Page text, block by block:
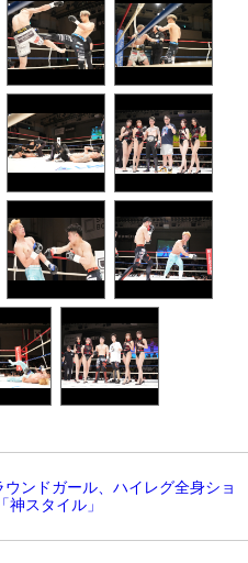
ウンドガール、ハイレグ全身ショ
神スタイル」